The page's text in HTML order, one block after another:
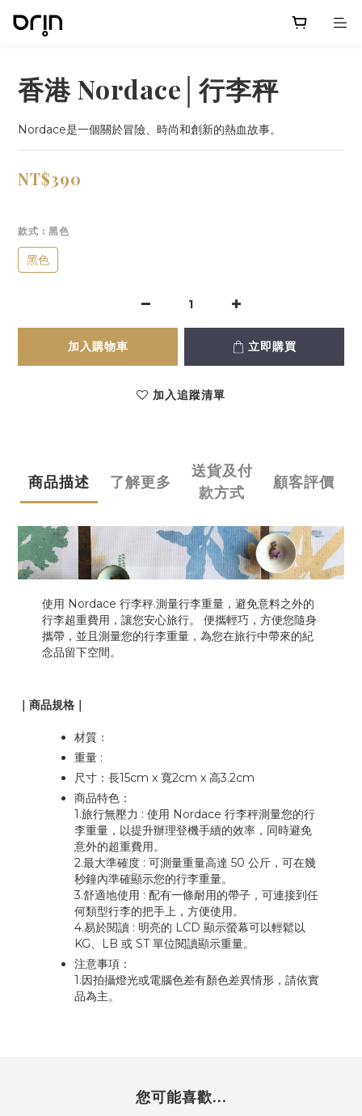
香港 Nordace│行李秤
Nordace是一個關於冒險、時尚和創新的熱血故事。
NT$390
款式 : 黑色
黑色
加入購物車 立即購買
加入追蹤清單
商品描述 了解更多
送貨及付
款方式
顧客評價
使用 Nordace 行李秤.測量行李重量，避免意料之外的
行李超重費用，讓您安心旅行。 便攜輕巧，方便您隨身
攜帶，並且測量您的行李重量，為您在旅行中帶來的紀
念品留下空間。
｜商品規格｜
材質：
重量 :
尺寸：長15cm x 寬2cm x 高3.2cm
商品特色：
1.旅行無壓力 : 使用 Nordace 行李秤測量您的行
李重量，以提升辦理登機手續的效率，同時避免
意外的超重費用。
2.最大準確度 : 可測量重量高達 50 公斤，可在幾
秒鐘內準確顯示您的行李重量。
3.舒適地使用 : 配有一條耐用的帶子，可連接到任
何類型行李的把手上，方便使用。
4.易於閱讀 : 明亮的 LCD 顯示螢幕可以輕鬆以
KG、LB 或 ST 單位閱讀顯示重量。
注意事項：
1.因拍攝燈光或電腦色差有顏色差異情形，請依實
品為主。
您可能喜歡...